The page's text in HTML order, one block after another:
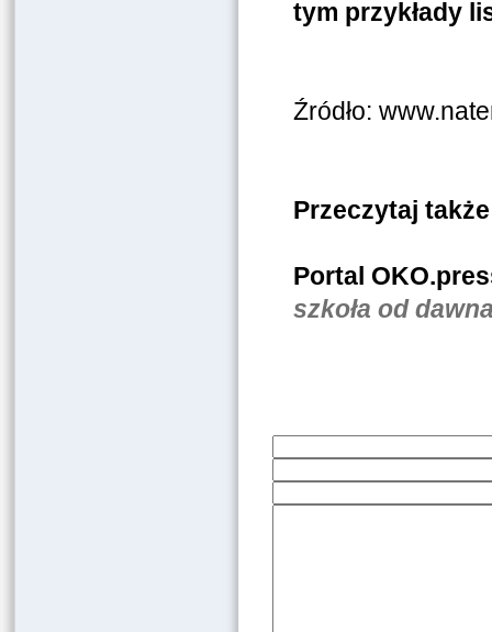
tym przykłady
Źródło:
Przeczytaj
Portal
szkoła od